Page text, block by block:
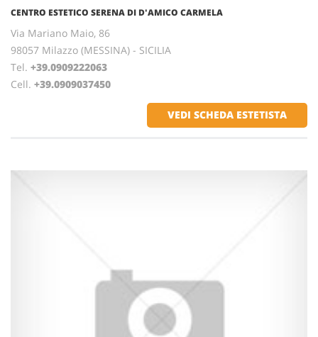
CENTRO ESTETICO SERENA DI D'AMICO CARMELA
Via Mariano Maio, 86
98057 Milazzo (MESSINA) - SICILIA
Tel. +39.0909222063
Cell. +39.0909037450
VEDI SCHEDA ESTETISTA